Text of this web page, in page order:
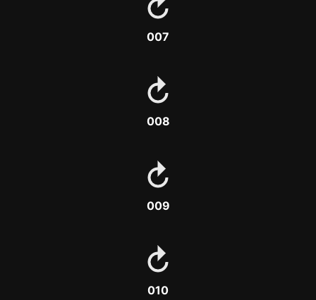
007
008
009
010